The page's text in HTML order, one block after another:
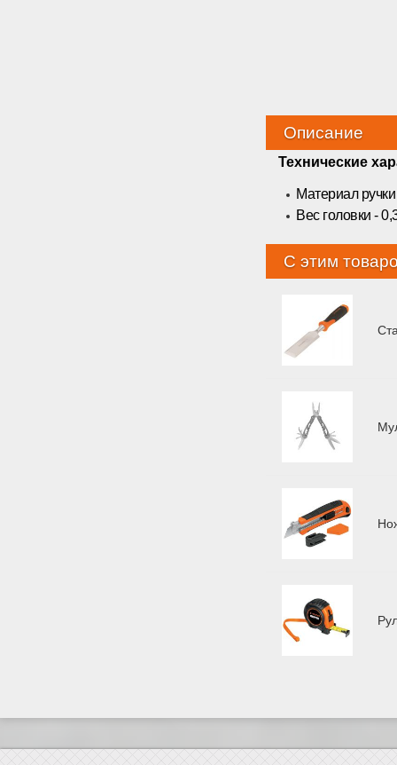
Описание
Технические
Материал
Вес головки -
С этим